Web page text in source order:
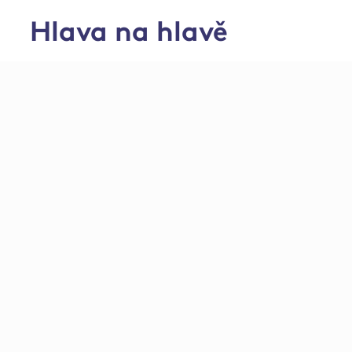
Hlava na hlavě
farma Chvalkovice